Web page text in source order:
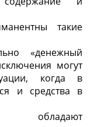
такие
«денежный
могут
когда в
и средства в
обладают